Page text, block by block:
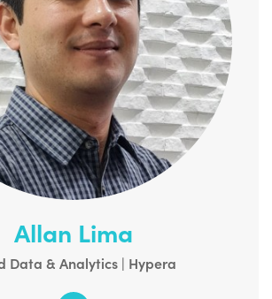
Allan Lima
Data & Analytics | Hypera